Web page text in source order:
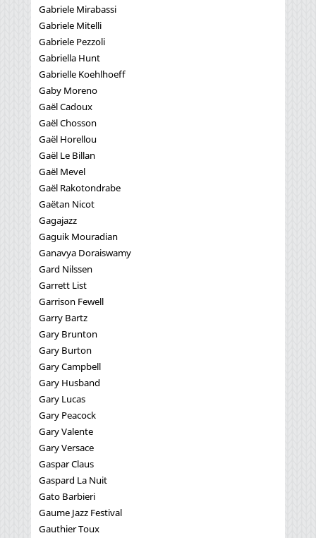
Gabriele Mirabassi
Gabriele Mitelli
Gabriele Pezzoli
Gabriella Hunt
Gabrielle Koehlhoeff
Gaby Moreno
Gaël Cadoux
Gaël Chosson
Gaël Horellou
Gaël Le Billan
Gaël Mevel
Gaël Rakotondrabe
Gaëtan Nicot
Gagajazz
Gaguik Mouradian
Ganavya Doraiswamy
Gard Nilssen
Garrett List
Garrison Fewell
Garry Bartz
Gary Brunton
Gary Burton
Gary Campbell
Gary Husband
Gary Lucas
Gary Peacock
Gary Valente
Gary Versace
Gaspar Claus
Gaspard La Nuit
Gato Barbieri
Gaume Jazz Festival
Gauthier Toux